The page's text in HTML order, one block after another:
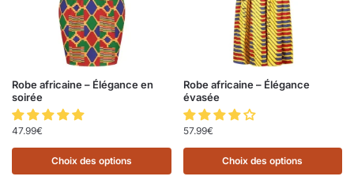
Robe africaine – Élégance en
soirée
47.99€
Choix des options
Robe africaine – Élégance
évasée
57.99€
Choix des options